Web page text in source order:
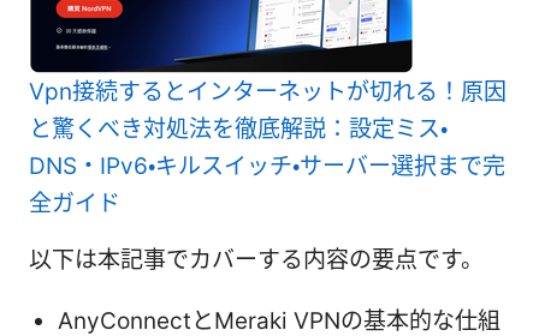
Vpn接続するとインターネットが切れる！原因
と驚くべき対処法を徹底解説：設定ミス・
DNS・IPv6・キルスイッチ・サーバー選択まで完
全ガイド
以下は本記事でカバーする内容の要点です。
AnyConnectとMeraki VPNの基本的な仕組